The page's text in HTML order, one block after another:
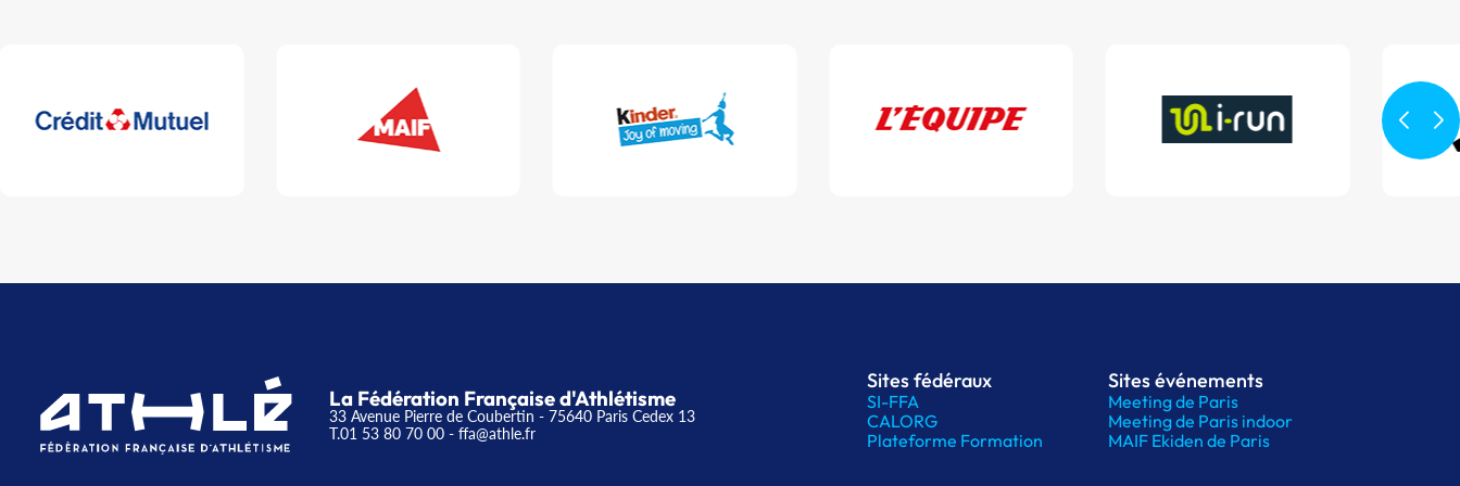
La Fédération Française d'Athlétisme
33 Avenue Pierre de Coubertin - 75640 Paris Cedex 13
T.01 53 80 70 00 - ffa@athle.fr
Sites fédéraux
SI-FFA
CALORG
Plateforme Formation
Sites événements
Meeting de Paris
Meeting de Paris indoor
MAIF Ekiden de Paris